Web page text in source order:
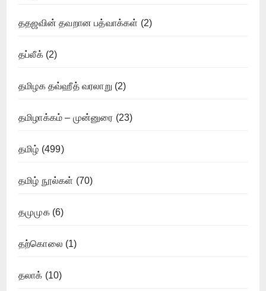
ததஜவின் தவறான பத்வாக்கள் (2)
தப்லீக்(2)
தமிழக தவ்ஹீத் வரலாறு (2)
தமிழாக்கம் – முன்னுரை (23)
தமிழ் (499)
தமிழ் நூல்கள் (70)
தமுமுக(6)
தற்கொலை (1)
தலாக் (10)